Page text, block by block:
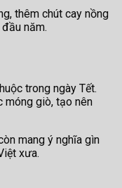
thêm chút cay nồng
năm.
trong ngày Tết.
móng giò, tạo nên
mang ý nghĩa gìn
xưa.